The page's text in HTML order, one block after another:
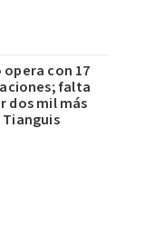
opera con 17
falta
dos mil más